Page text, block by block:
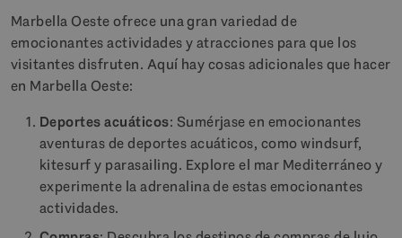
Marbella Oeste ofrece una gran variedad de
emocionantes actividades y atracciones para que los
visitantes disfruten. Aquí hay cosas adicionales que hacer
en Marbella Oeste:
Deportes acuáticos: Sumérjase en emocionantes
aventuras de deportes acuáticos, como windsurf,
kitesurf y parasailing. Explore el mar Mediterráneo y
experimente la adrenalina de estas emocionantes
actividades.